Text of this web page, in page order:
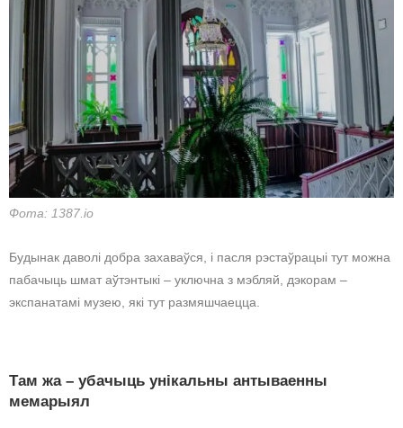
Фота: 1387.io
Будынак даволі добра захаваўся, і пасля рэстаўрацыі тут можна
пабачыць шмат аўтэнтыкі – уключна з мэбляй, дэкорам –
экспанатамі музею, які тут размяшчаецца.
Там жа – убачыць унікальны антываенны
мемарыял